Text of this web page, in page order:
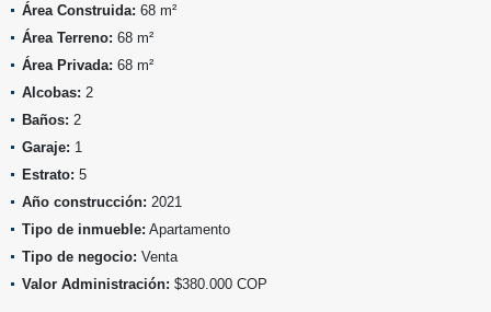
Área Construida: 68 m²
Área Terreno: 68 m²
Área Privada: 68 m²
Alcobas: 2
Baños: 2
Garaje: 1
Estrato: 5
Año construcción: 2021
Tipo de inmueble: Apartamento
Tipo de negocio: Venta
Valor Administración: $380.000 COP